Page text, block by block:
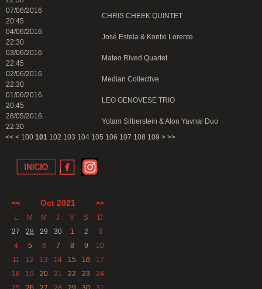
07/06/2016
20:45
CHRIS CHEEK QUINTET
04/06/2016
22:30
José Estela & Kontxi Lorente
03/06/2016
22:45
Mateo Rived Quartet
02/06/2016
22:30
Median Collective
01/06/2016
20:45
LEO GENOVESE TRIO
28/05/2016
22:30
Yotam Silberstein & Alon Yavnai Duo
<< < 100 101 102 103 104 105 106 107 108 109 > >>
<< Oct 2021
>>
L
M M J V S
D
27
28 29 30 1 2
3
4
5 6 7 8 9
10
11
12 13 14 15 16
17
18
19 20 21 22 23
24